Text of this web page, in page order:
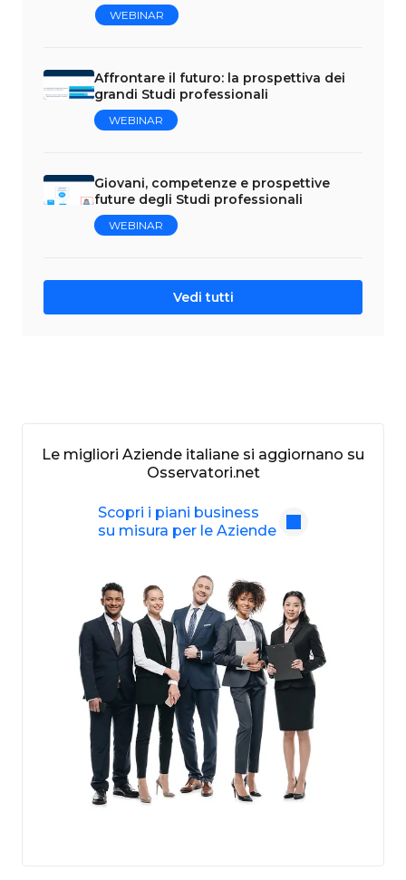
WEBINAR
Affrontare il futuro: la prospettiva dei
grandi Studi professionali
WEBINAR
Giovani, competenze e prospettive
future degli Studi professionali
WEBINAR
Vedi tutti
Le migliori Aziende italiane si aggiornano su
Osservatori.net
Scopri i piani business
su misura per le Aziende